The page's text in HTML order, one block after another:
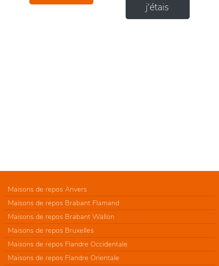
j'étais
Maisons de repos Anvers
Maisons de repos Brabant Flamand
Maisons de repos Brabant Wallon
Maisons de repos Bruxelles
Maisons de repos Flandre Occidentale
Maisons de repos Flandre Orientale